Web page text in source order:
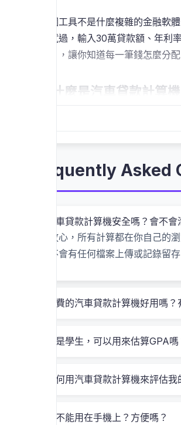
這個工具不是什麼複雜的金融軟
測試過，輸入30萬貸款額、年
表），讓你知道每一筆錢怎麼分
什麼是汽車貸款計算
簡單來說，就是一個能在瀏覽器
台灣人常犯的三個錯
很多人在選車時只盯著「月付幾
總利息到底有多少？（有時
差異。我自己以前就曾因為沒算
實際案例分享：這些
Frequently Asked
汽車貸款計算機安全嗎？會不
放心，所有計算都在你自己
不會有任何檔案上傳或記錄留
免費的汽車貸款計算機好用嗎？
我是學生，可以用來估算GPA
如何用汽車貸款計算機來評估我
能不能用在手機上？方便嗎？